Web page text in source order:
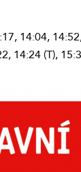
14:04,
14:24 (T),